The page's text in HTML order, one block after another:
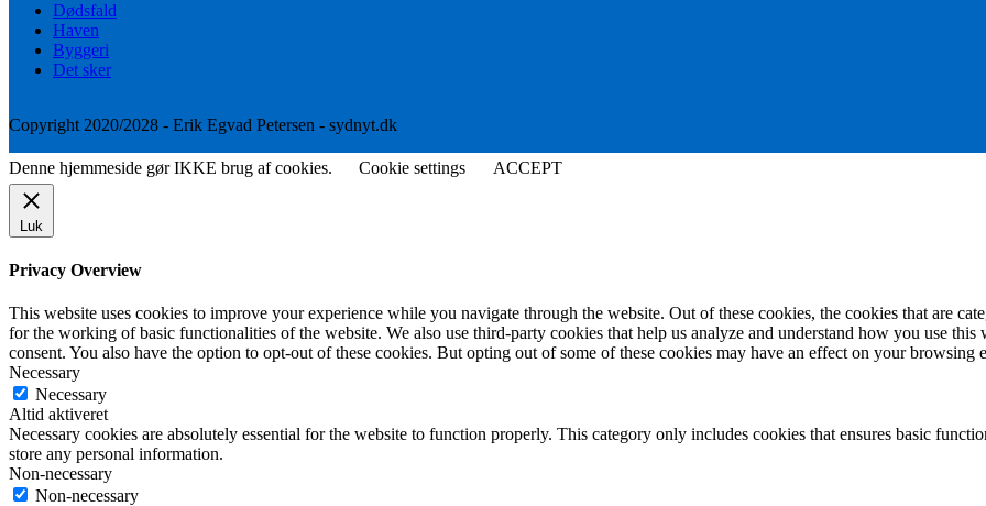
Dødsfald
Haven
Byggeri
Det sker
Copyright 2020/2028 - Erik Egvad Petersen - sydnyt.dk
Denne hjemmeside gør IKKE brug af cookies. Cookie settings ACCEPT
Luk
Privacy Overview
This website uses cookies to improve your experience while you navigate through the website. Out of these cookies, the cookies that are
for the working of basic functionalities of the website. We also use third-party cookies that help us analyze and understand how you use
consent. You also have the option to opt-out of these cookies. But opting out of some of these cookies may have an effect on your browsing
Necessary
Necessary
Altid aktiveret
Necessary cookies are absolutely essential for the website to function properly. This category only includes cookies that ensures basic
store any personal information.
Non-necessary
Non-necessary